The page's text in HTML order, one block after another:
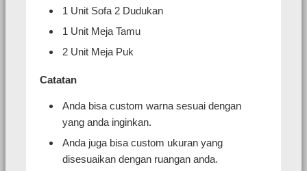
1 Unit Sofa 2 Dudukan
1 Unit Meja Tamu
2 Unit Meja Puk
Catatan
Anda bisa custom warna sesuai dengan
yang anda inginkan.
Anda juga bisa custom ukuran yang
disesuaikan dengan ruangan anda.